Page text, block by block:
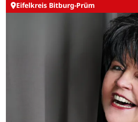
Eifelkreis Bitburg-Prüm